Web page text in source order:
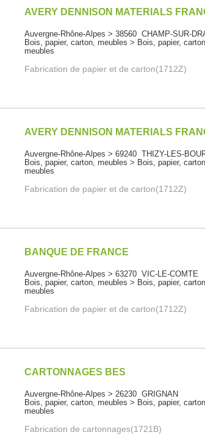
AVERY DENNISON MATERIALS
Auvergne-Rhône-Alpes > 38560 CHAMP-SUR-
Bois, papier, carton, meubles > Bois, papier,
meubles
Fabrication de papier et de carton(1712Z)
AVERY DENNISON MATERIALS
Auvergne-Rhône-Alpes > 69240 THIZY-LES-
Bois, papier, carton, meubles > Bois, papier,
meubles
Fabrication de papier et de carton(1712Z)
BANQUE DE FRANCE
Auvergne-Rhône-Alpes > 63270 VIC-LE-COMTE
Bois, papier, carton, meubles > Bois, papier,
meubles
Fabrication de papier et de carton(1712Z)
CARTONNAGES BES
Auvergne-Rhône-Alpes > 26230 GRIGNAN
Bois, papier, carton, meubles > Bois, papier,
meubles
Fabrication de cartonnages(1721B)